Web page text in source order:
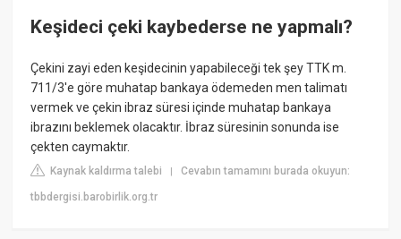
Keşideci çeki kaybederse ne yapmalı?
Çekini zayi eden keşidecinin yapabileceği tek şey TTK m.
711/3'e göre muhatap bankaya ödemeden men talimatı
vermek ve çekin ibraz süresi içinde muhatap bankaya
ibrazını beklemek olacaktır. İbraz süresinin sonunda ise
çekten caymaktır.
Kaynak kaldırma talebi |Cevabın tamamını burada okuyun:
tbbdergisi.barobirlik.org.tr